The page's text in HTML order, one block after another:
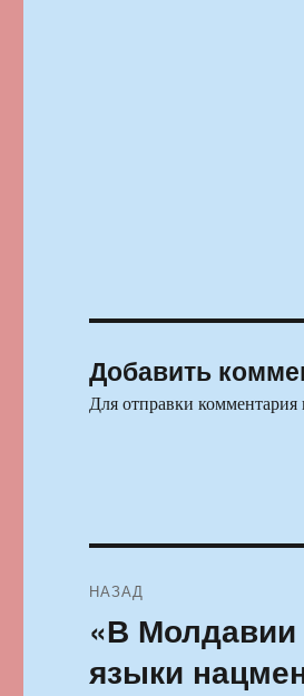
Добавить
Для отправки
по
записям
НАЗАД
Предыдущая
«В Молдавии
языки